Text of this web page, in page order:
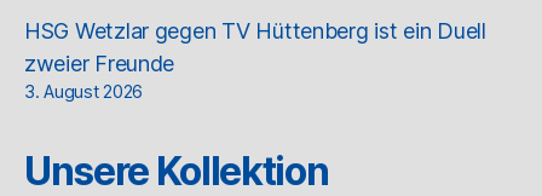
HSG Wetzlar gegen TV Hüttenberg ist ein Duell
zweier Freunde
3. August 2026
Unsere Kollektion